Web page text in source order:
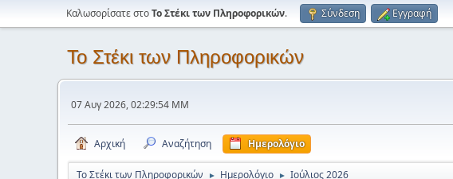
Καλωσορίσατε στοΤο Στέκι των Πληροφορικών. Σύνδεση Εγγραφή
Το Στέκι των Πληροφορικών
07 Αυγ 2026, 02:29:54 ΜΜ
Αρχική Αναζήτηση Ημερολόγιο
Το Στέκι των Πληροφορικών ► Ημερολόγιο ► Ιούλιος 2026